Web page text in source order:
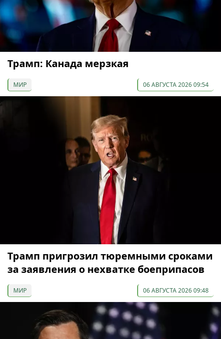
Трамп: Канада мерзкая
МИР 06 АВГУСТА 2026 09:54
Трамп пригрозил тюремными сроками
за заявления о нехватке боеприпасов
МИР 06 АВГУСТА 2026 09:48